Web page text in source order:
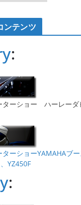
ンテンツ
:
ターショー ハーレーダ
ーショーYAMAHAブー
YZ450F
: